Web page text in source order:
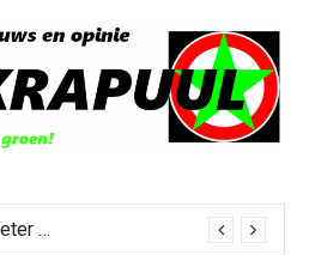
Gedachtenis van Peter Faber
Todd Blanche benoemd tot Attorney General